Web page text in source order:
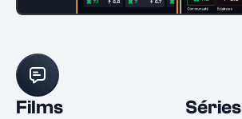
Films Séries